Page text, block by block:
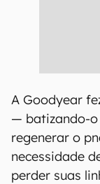
A Goodyear
— batizando-o
regenerar o
necessidade
perder suas